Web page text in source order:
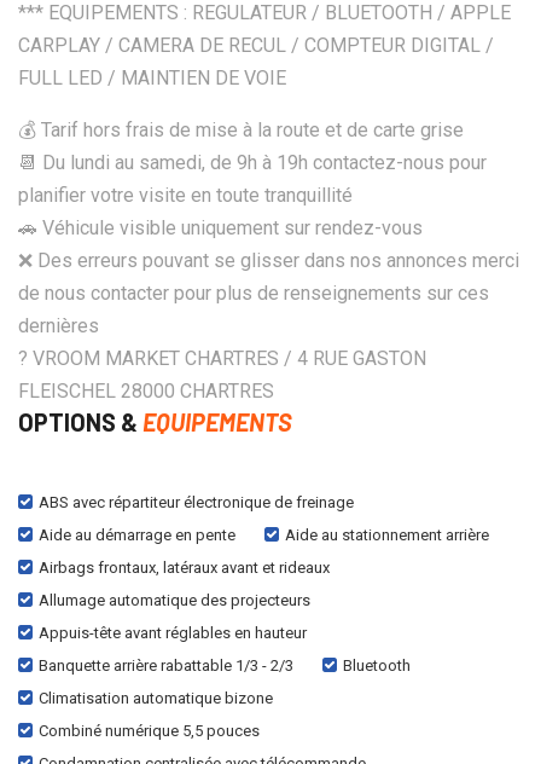
*** EQUIPEMENTS : REGULATEUR / BLUETOOTH / APPLE
CARPLAY / CAMERA DE RECUL / COMPTEUR DIGITAL /
FULL LED / MAINTIEN DE VOIE
💰 Tarif hors frais de mise à la route et de carte grise
📆 Du lundi au samedi, de 9h à 19h contactez-nous pour
planifier votre visite en toute tranquillité
🚗 Véhicule visible uniquement sur rendez-vous
❌ Des erreurs pouvant se glisser dans nos annonces merci
de nous contacter pour plus de renseignements sur ces
dernières
? VROOM MARKET CHARTRES / 4 RUE GASTON
FLEISCHEL 28000 CHARTRES
OPTIONS & EQUIPEMENTS
ABS avec répartiteur électronique de freinage
Aide au démarrage en pente
Aide au stationnement arrière
Airbags frontaux, latéraux avant et rideaux
Allumage automatique des projecteurs
Appuis-tête avant réglables en hauteur
Banquette arrière rabattable 1/3 - 2/3
Bluetooth
Climatisation automatique bizone
Combiné numérique 5,5 pouces